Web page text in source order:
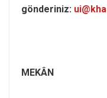
gönderiniz:
MEKÂN